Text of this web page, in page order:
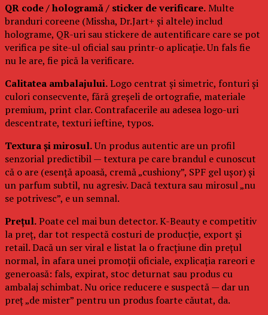
QR code / hologramă / sticker de verificare.Multe
branduri coreene (Missha, Dr.Jart+ și altele) includ
holograme, QR-uri sau stickere de autentificare care se pot
verifica pe site-ul oficial sau printr-o aplicație. Un fals fie
nu le are, fie pică la verificare.
Calitatea ambalajului.Logo centrat și simetric, fonturi și
culori consecvente, fără greșeli de ortografie, materiale
premium, print clar. Contrafacerile au adesea logo-uri
descentrate, texturi ieftine, typos.
Textura și mirosul.Un produs autentic are un profil
senzorial predictibil — textura pe care brandul e cunoscut
că o are (esență apoasă, cremă „cushiony”, SPF gel ușor) și
un parfum subtil, nu agresiv. Dacă textura sau mirosul „nu
se potrivesc”, e un semnal.
Prețul.Poate cel mai bun detector. K-Beauty e competitiv
la preț, dar tot respectă costuri de producție, export și
retail. Dacă un ser viral e listat la o fracțiune din prețul
normal, în afara unei promoții oficiale, explicația rareori e
generoasă: fals, expirat, stoc deturnat sau produs cu
ambalaj schimbat. Nu orice reducere e suspectă — dar un
preț „de mister” pentru un produs foarte căutat, da.